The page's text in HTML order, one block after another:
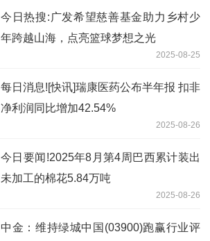
今日热搜:广发希望慈善基金助力乡村少
年跨越山海，点亮篮球梦想之光
2025-08-25
每日消息![快讯]瑞康医药公布半年报 扣非
净利润同比增加42.54%
2025-08-26
今日要闻!2025年8月第4周巴西累计装出
未加工的棉花5.84万吨
2025-08-26
中金：维持绿城中国(03900)跑赢行业评